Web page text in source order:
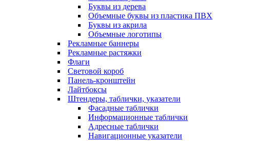
Буквы из дерева
Объемные буквы из пластика ПВХ
Буквы из акрила
Объемные логотипы
Рекламные баннеры
Рекламные растяжки
Флаги
Световой короб
Панель-кронштейн
Лайтбоксы
Штендеры, таблички, указатели
Фасадные таблички
Информационные таблички
Адресные таблички
Навигационные указатели